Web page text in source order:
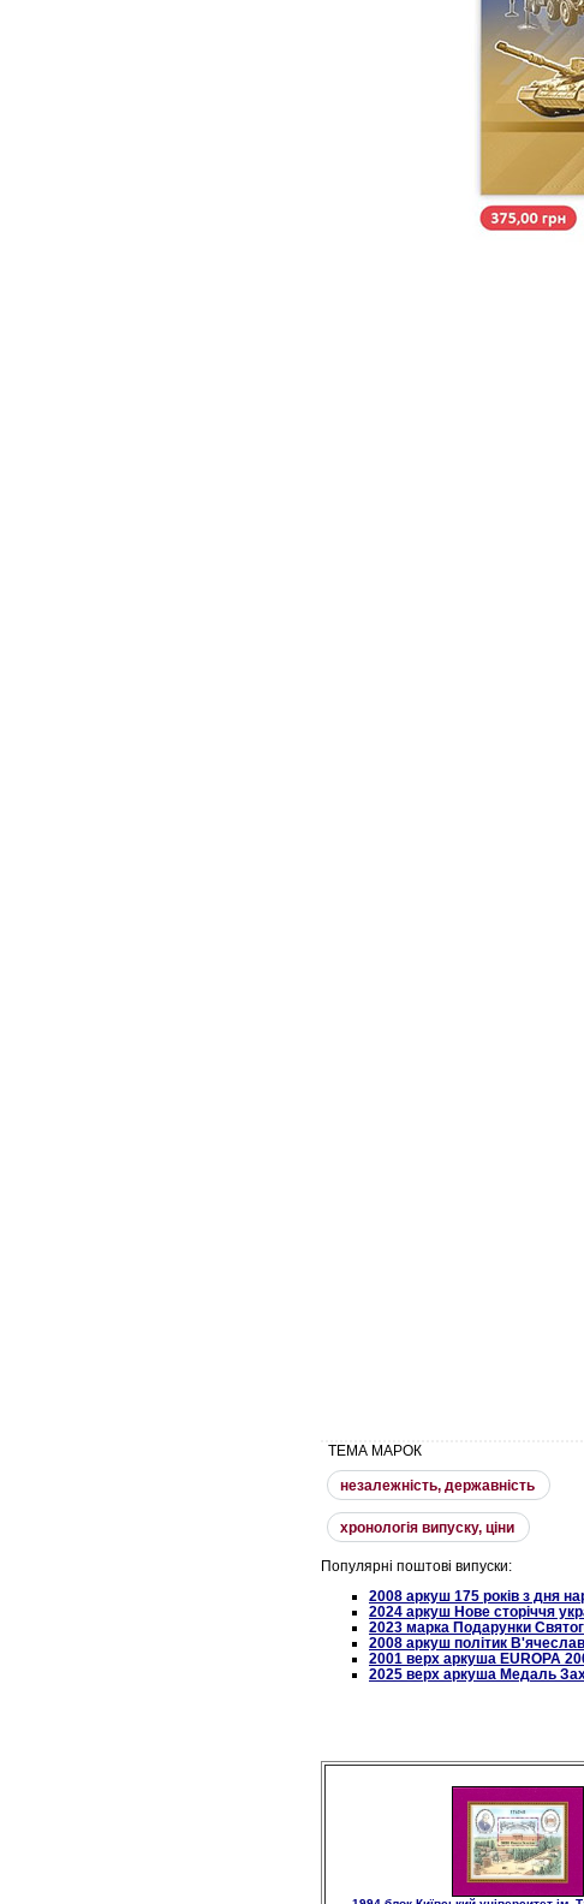
ТЕМА МАРОК
незалежнiсть, державнiсть
хронологiя випуску, цiни
Популярні поштові випуски:
2008 аркуш 175 років з дня
2024 аркуш Нове сторіччя
2023 марка Подарунки
2008 аркуш політик
2001 верх аркуша EUROPA
2025 верх аркуша Медаль